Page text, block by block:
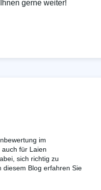
gerne weiter!
im
für Laien
sich richtig zu
diesem Blog erfahren Sie